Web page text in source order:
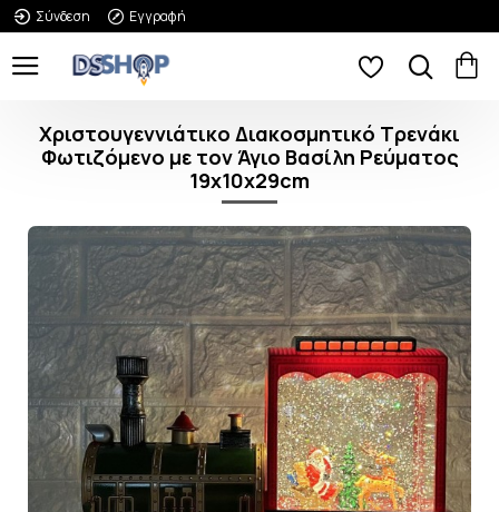
Σύνδεση Εγγραφή
Χριστουγεννιάτικο Διακοσμητικό Τρενάκι
Φωτιζόμενο με τον Άγιο Βασίλη Ρεύματος
19x10x29cm